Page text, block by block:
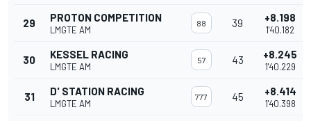
29 PROTON COMPETITION
LMGTE AM
88 39 +8.198
1'40.182
30 KESSEL RACING
LMGTE AM
57 43 +8.245
1'40.229
31 D' STATION RACING
LMGTE AM
777 45 +8.414
1'40.398